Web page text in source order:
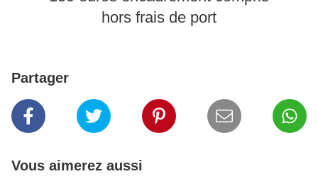
hors frais de port
Partager
Vous aimerez aussi